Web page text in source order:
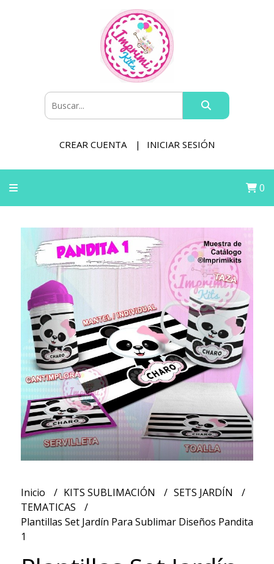
CREAR CUENTA INICIAR SESIÓN
0
Inicio KITS SUBLIMACIÓN
SETS JARDÍN
TEMATICAS
Plantillas Set Jardín Para Sublimar Diseños Pandita
1